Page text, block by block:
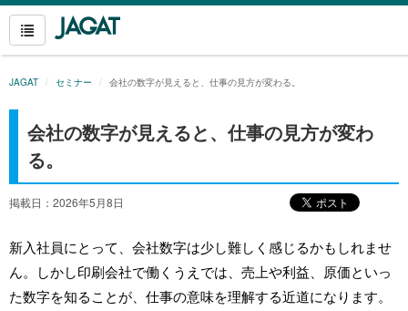
JAGAT セミナー 会社の数字が見えると、仕事の見方が変わる。
会社の数字が見えると、仕事の見方が変わ
る。
掲載日：2026年5月8日
新入社員にとって、会社数字は少し難しく感じるかもしれませ
ん。しかし印刷会社で働くうえでは、売上や利益、原価といっ
た数字を知ることが、仕事の意味を理解する近道になります。